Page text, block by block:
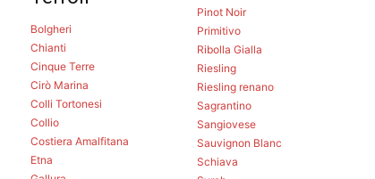
Bolgheri
Chianti
Cinque Terre
Cirò Marina
Colli Tortonesi
Collio
Costiera Amalfitana
Etna
Pinot Noir
Primitivo
Ribolla Gialla
Riesling
Riesling renano
Sagrantino
Sangiovese
Sauvignon Blanc
Schiava